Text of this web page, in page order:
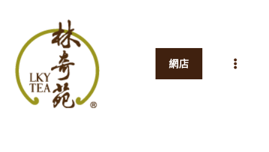
網店